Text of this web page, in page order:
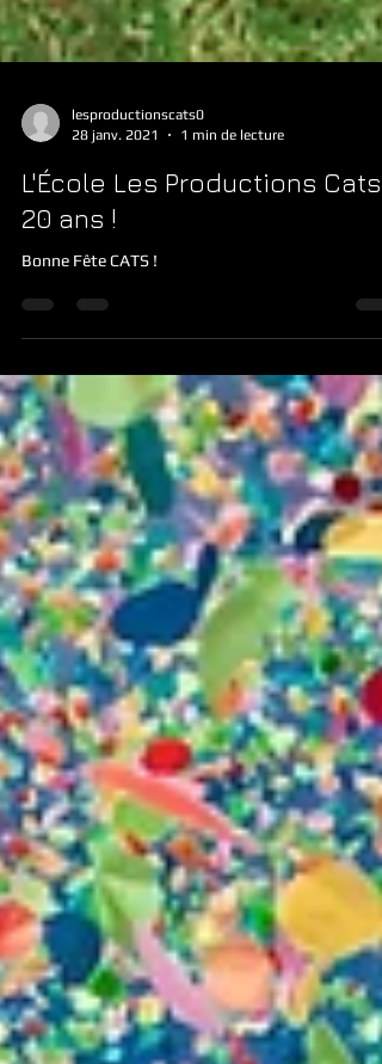
28 janv. 2021
1 min de lecture
L'École Les Productions Cats
20 ans !
Bonne Fête CATS !